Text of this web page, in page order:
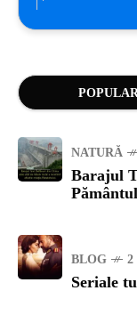
POPULAR
NATURĂ
Barajul
BLOG 2
Seriale